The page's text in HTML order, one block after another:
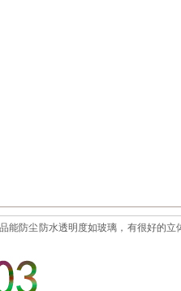
防尘防水透明度如玻璃，有很好的